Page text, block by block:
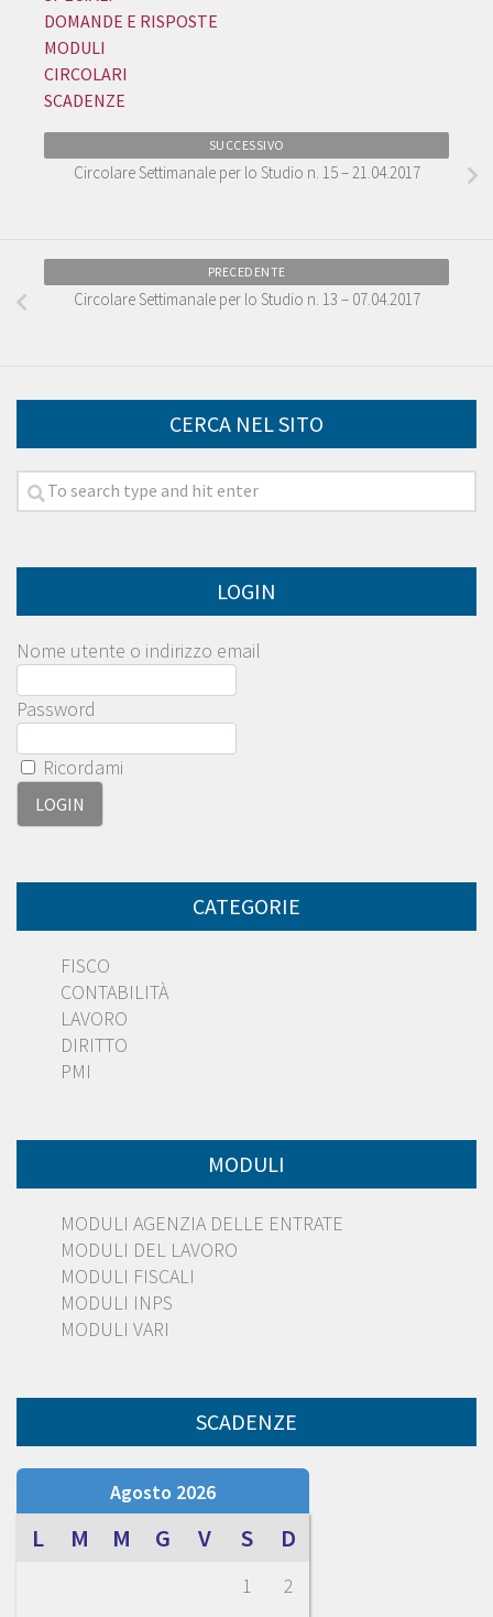
DOMANDE E RISPOSTE
MODULI
CIRCOLARI
SCADENZE
SUCCESSIVO
Circolare Settimanale per lo Studio n. 15 – 21.04.2017
PRECEDENTE
Circolare Settimanale per lo Studio n. 13 – 07.04.2017
CERCA NEL SITO
LOGIN
Nome utente o indirizzo email
Password
Ricordami
CATEGORIE
FISCO
CONTABILITÀ
LAVORO
DIRITTO
PMI
MODULI
MODULI AGENZIA DELLE ENTRATE
MODULI DEL LAVORO
MODULI FISCALI
MODULI INPS
MODULI VARI
SCADENZE
Agosto 2026
L M M G V S D
1
2